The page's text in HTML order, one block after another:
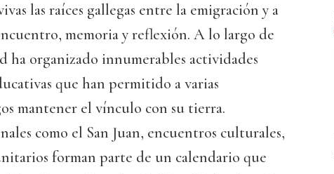
las raíces gallegas entre la emigración y a
memoria y reflexión. A lo largo de
ha organizado innumerables actividades
que han permitido a varias
mantener el vínculo con su tierra.
como el San Juan, encuentros culturales,
forman parte de un calendario que